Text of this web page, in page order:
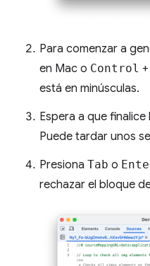
Para comenzar a
en Mac o Control +
está en minúsculas.
Espera a que
Puede tardar unos
Presiona Tab o
rechazar el bloque